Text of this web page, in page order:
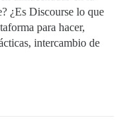
¿Es Discourse lo que
para hacer,
intercambio de